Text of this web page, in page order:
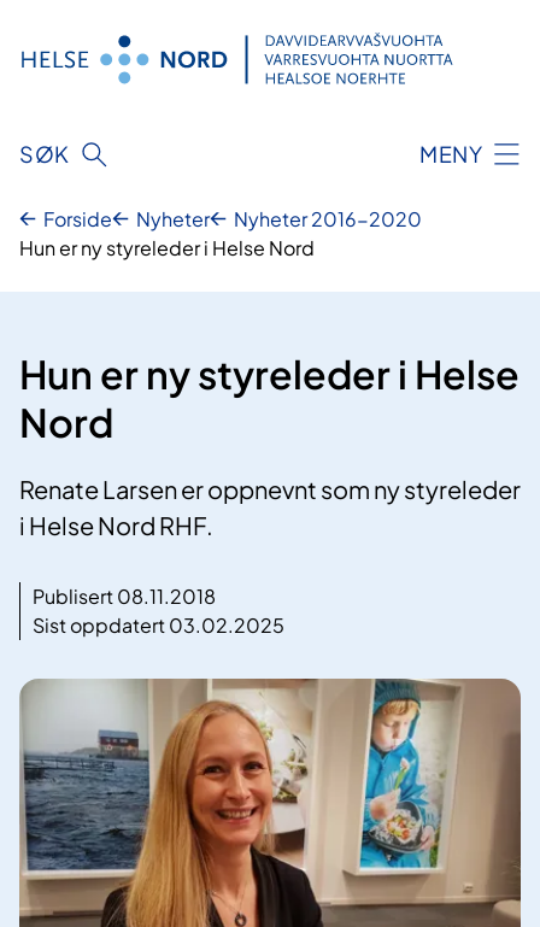
innhold
SØK MENY
Forside Nyheter
Nyheter 2016-2020
Hun er ny styreleder i Helse Nord
Hun er ny styreleder i Helse
Nord
Renate Larsen er oppnevnt som ny styreleder
i Helse Nord RHF.
Publisert 08.11.2018
Sist oppdatert 03.02.2025